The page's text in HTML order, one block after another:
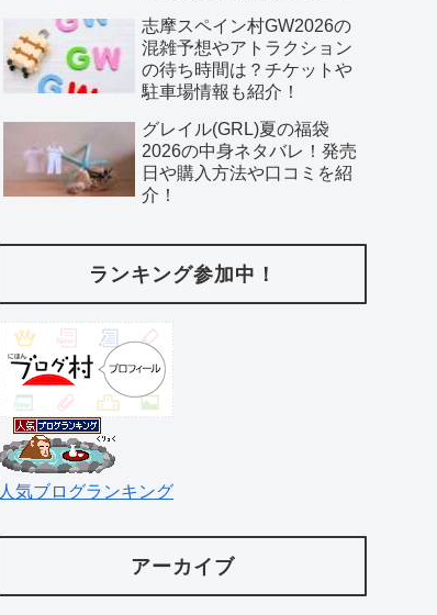
志摩スペイン村GW2026の
混雑予想やアトラクション
の待ち時間は？チケットや
駐車場情報も紹介！
グレイル(GRL)夏の福袋
2026の中身ネタバレ！発売
日や購入方法や口コミを紹
介！
ランキング参加中！
人気ブログランキング
アーカイブ